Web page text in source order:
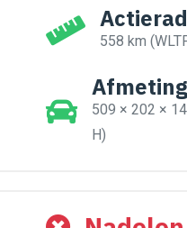
558 km
509 × 202 ×
H)